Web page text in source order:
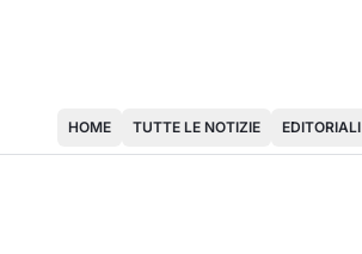
HOME TUTTE LE NOTIZIE EDITORIALI